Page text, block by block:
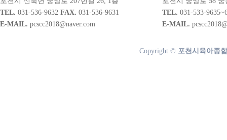
TEL. 031-536-9632 FAX. 031-536-9631
E-MAIL. pcscc2018@naver.com
TEL. 031-533-
E-MAIL.
Copyright © 포천시육아종